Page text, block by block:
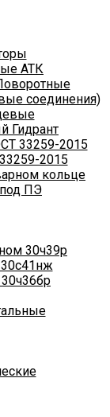
АТК
соединения)
Гидрант
33259-2015
2015
кольце
ПЭ
30ч39р